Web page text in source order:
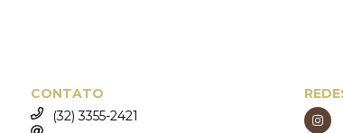
CONTATO
(32) 3355-2421